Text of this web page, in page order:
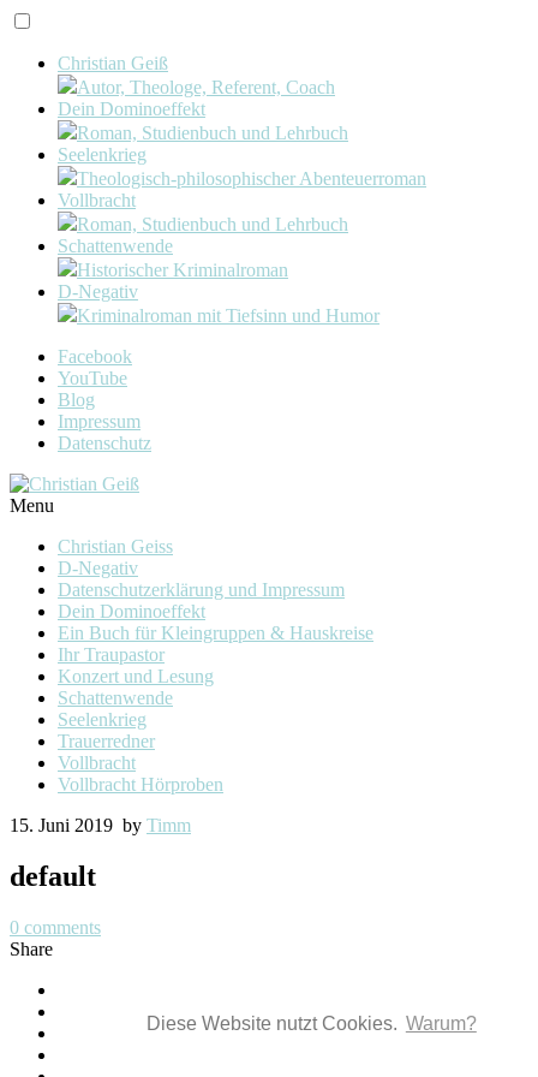
Diese Website nutzt Cookies. Warum?
Christian Geiß
Autor, Theologe, Referent, Coach
Dein Dominoeffekt
Roman, Studienbuch und Lehrbuch
Seelenkrieg
Theologisch-philosophischer Abenteuerroman
Vollbracht
Roman, Studienbuch und Lehrbuch
Schattenwende
Historischer Kriminalroman
D-Negativ
Kriminalroman mit Tiefsinn und Humor
Facebook
YouTube
Blog
Impressum
Datenschutz
Menu
Christian Geiss
D-Negativ
Datenschutzerklärung und Impressum
Dein Dominoeffekt
Ein Buch für Kleingruppen & Hauskreise
Ihr Traupastor
Konzert und Lesung
Schattenwende
Seelenkrieg
Trauerredner
Vollbracht
Vollbracht Hörproben
15. Juni 2019 by Timm
default
0 comments
Share